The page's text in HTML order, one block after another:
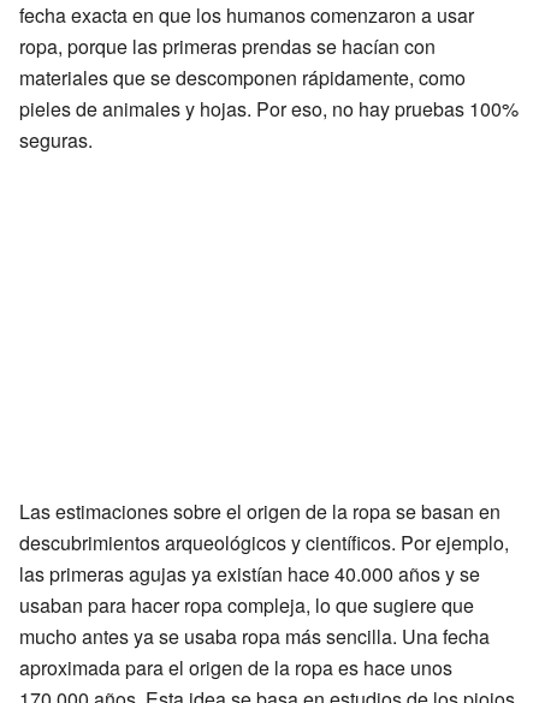
fecha exacta en que los humanos comenzaron a usar
ropa, porque las primeras prendas se hacían con
materiales que se descomponen rápidamente, como
pieles de animales y hojas. Por eso, no hay pruebas 100%
seguras.
Las estimaciones sobre el origen de la ropa se basan en
descubrimientos arqueológicos y científicos. Por ejemplo,
las primeras agujas ya existían hace 40.000 años y se
usaban para hacer ropa compleja, lo que sugiere que
mucho antes ya se usaba ropa más sencilla. Una fecha
aproximada para el origen de la ropa es hace unos